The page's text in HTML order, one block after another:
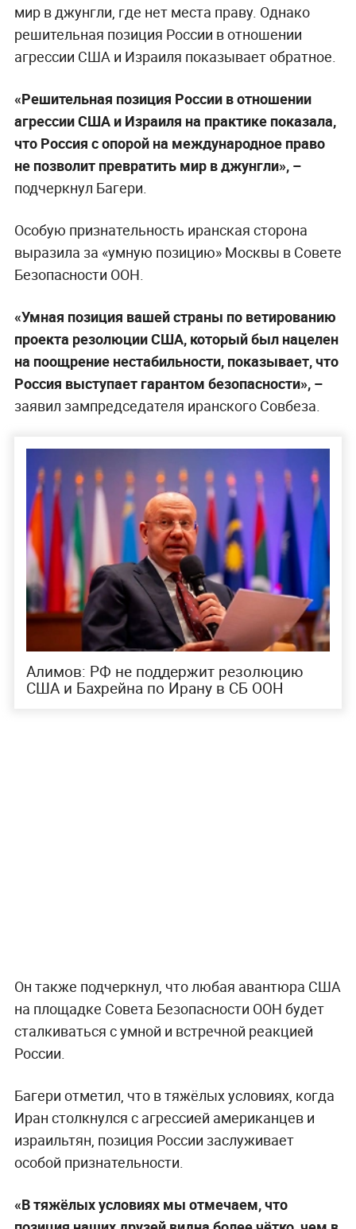
мир в джунгли, где нет места праву. Однако
решительная позиция России в отношении
агрессии США и Израиля показывает обратное.
«Решительная позиция России в отношении
агрессии США и Израиля на практике показала,
что Россия с опорой на международное право
не позволит превратить мир в джунгли», –
подчеркнул Багери.
Особую признательность иранская сторона
выразила за «умную позицию» Москвы в Совете
Безопасности ООН.
«Умная позиция вашей страны по ветированию
проекта резолюции США, который был нацелен
на поощрение нестабильности, показывает, что
Россия выступает гарантом безопасности», –
заявил зампредседателя иранского Совбеза.
Алимов: РФ не поддержит резолюцию
США и Бахрейна по Ирану в СБ ООН
Он также подчеркнул, что любая авантюра США
на площадке Совета Безопасности ООН будет
сталкиваться с умной и встречной реакцией
России.
Багери отметил, что в тяжёлых условиях, когда
Иран столкнулся с агрессией американцев и
израильтян, позиция России заслуживает
особой признательности.
«В тяжёлых условиях мы отмечаем, что